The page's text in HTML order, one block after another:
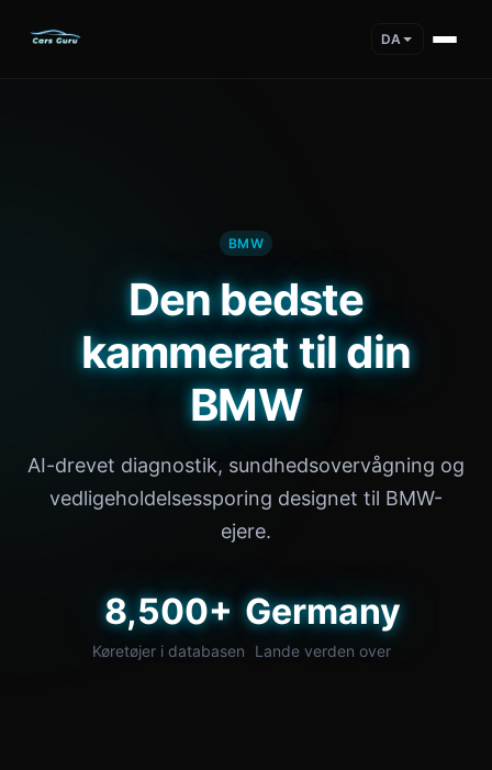
DA
BMW
Den bedste
kammerat til din
BMW
AI-drevet diagnostik, sundhedsovervågning og
vedligeholdelsessporing designet til BMW-
ejere.
8,500+
Køretøjer i databasen
Germany
Lande verden over